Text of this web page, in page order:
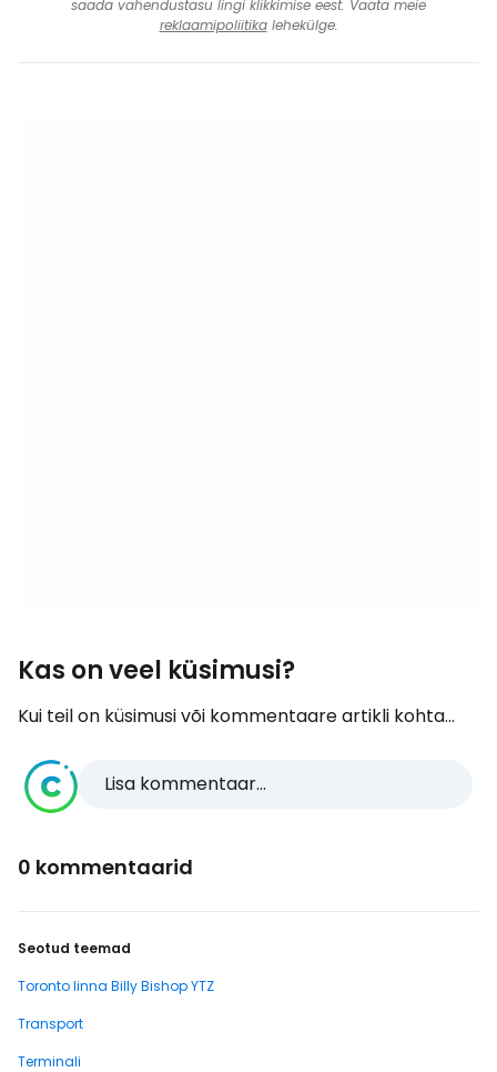
saada vahendustasu lingi klikkimise eest. Vaata meie
reklaamipoliitikalehekülge.
Kas on veel küsimusi?
Kui teil on küsimusi või kommentaare artikli kohta...
Lisa kommentaar...
0 kommentaarid
Seotud teemad
Toronto linna Billy Bishop YTZ
Transport
Terminali